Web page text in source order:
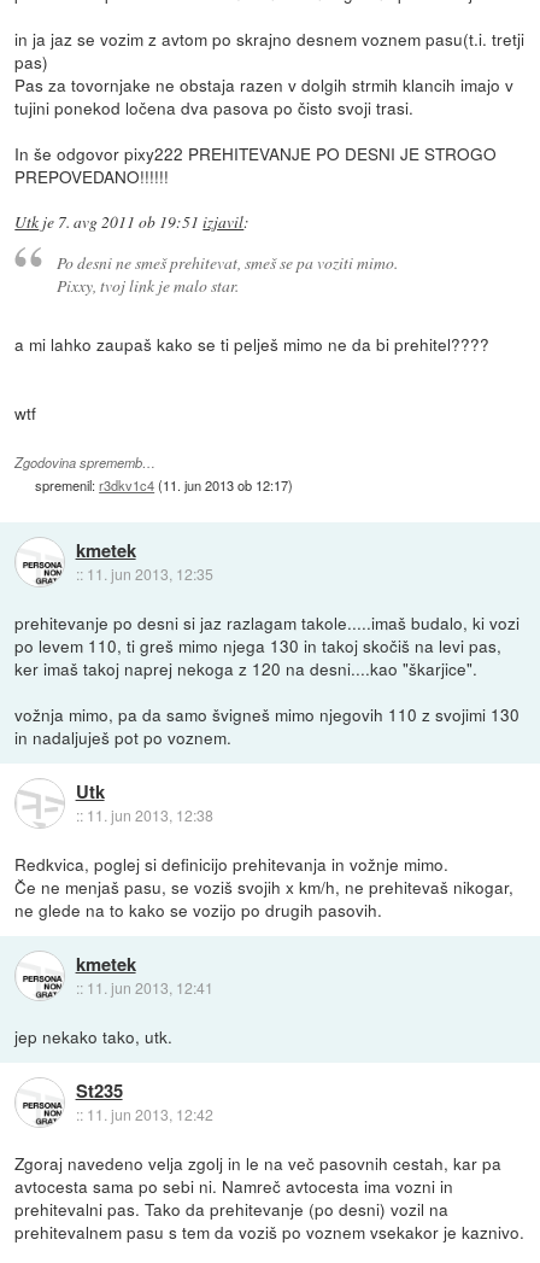
in ja jaz se vozim z avtom po skrajno desnem voznem pasu(t.i. tretji
pas)
Pas za tovornjake ne obstaja razen v dolgih strmih klancih imajo v
tujini ponekod ločena dva pasova po čisto svoji trasi.
In še odgovor pixy222 PREHITEVANJE PO DESNI JE STROGO
PREPOVEDANO!!!!!!
Utk je 7. avg 2011 ob 19:51 izjavil:
Po desni ne smeš prehitevat, smeš se pa voziti mimo.
Pixxy, tvoj link je malo star.
a mi lahko zaupaš kako se ti pelješ mimo ne da bi prehitel????
wtf
Zgodovina sprememb…
spremenil:r3dkv1c4(11. jun 2013 ob 12:17)
kmetek
:: 11. jun 2013, 12:35
prehitevanje po desni si jaz razlagam takole.....imaš budalo, ki vozi
po levem 110, ti greš mimo njega 130 in takoj skočiš na levi pas,
ker imaš takoj naprej nekoga z 120 na desni....kao "škarjice".
vožnja mimo, pa da samo švigneš mimo njegovih 110 z svojimi 130
in nadaljuješ pot po voznem.
Utk
:: 11. jun 2013, 12:38
Redkvica, poglej si definicijo prehitevanja in vožnje mimo.
Če ne menjaš pasu, se voziš svojih x km/h, ne prehitevaš nikogar,
ne glede na to kako se vozijo po drugih pasovih.
kmetek
:: 11. jun 2013, 12:41
jep nekako tako, utk.
St235
:: 11. jun 2013, 12:42
Zgoraj navedeno velja zgolj in le na več pasovnih cestah, kar pa
avtocesta sama po sebi ni. Namreč avtocesta ima vozni in
prehitevalni pas. Tako da prehitevanje (po desni) vozil na
prehitevalnem pasu s tem da voziš po voznem vsekakor je kaznivo.